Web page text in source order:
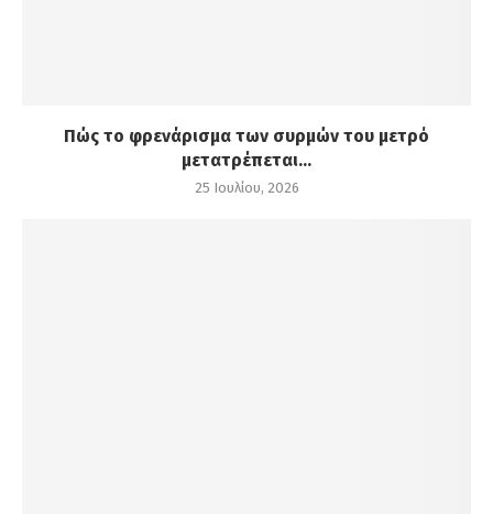
Πώς το φρενάρισμα των συρμών του μετρό
μετατρέπεται...
25 Ιουλίου, 2026